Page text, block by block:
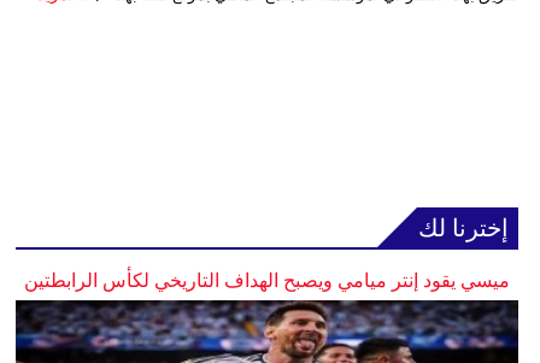
إخترنا لك
ميسي يقود إنتر ميامي ويصبح الهداف التاريخي لكأس الرابطتين